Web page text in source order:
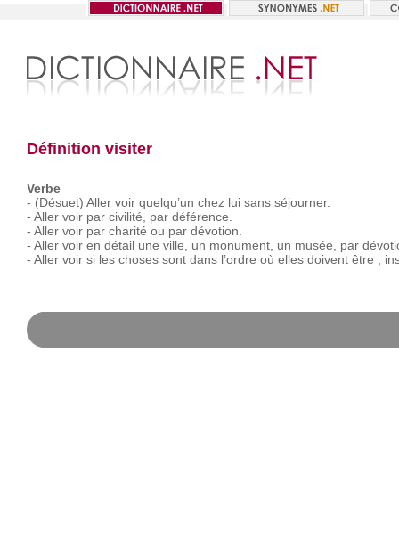
Définition visiter
Verbe
- (Désuet) Aller voir quelqu’un chez lui sans séjourner.
- Aller voir par civilité, par déférence.
- Aller voir par charité ou par dévotion.
- Aller voir en détail une ville, un monument, un musée, par
- Aller voir si les choses sont dans l’ordre où elles doivent être ;